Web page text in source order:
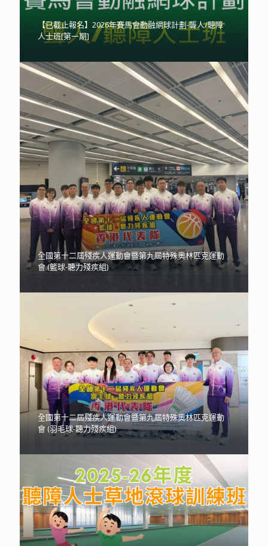
【已截止報名】2026年賽馬會動融網球計劃-聾人/聽障
人士班[第一期]
全國第十二屆殘疾人運動會暨第九屆特殊奧林匹克運動
會 (籃球-聽力殘疾組)
全國第十二屆殘疾人運動會暨第九屆特殊奧林匹克運動
會 (羽毛球-聽力殘疾組)